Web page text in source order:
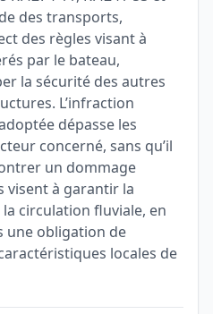
des transports,
des règles visant à
par le bateau,
la sécurité des autres
L’infraction
dépasse les
concerné, sans qu’il
un dommage
visent à garantir la
circulation fluviale, en
une obligation de
locales de